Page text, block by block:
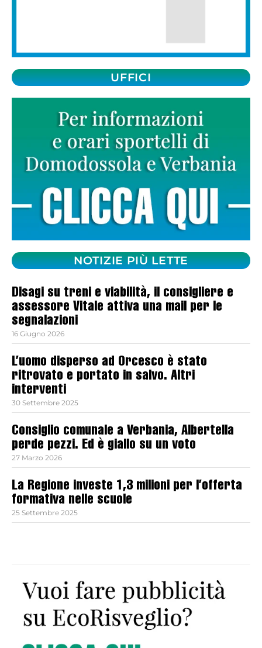
UFFICI
NOTIZIE PIÙ LETTE
Disagi su treni e viabilità, il consigliere e
assessore Vitale attiva una mail per le
segnalazioni
16 Giugno 2026
L’uomo disperso ad Orcesco è stato
ritrovato e portato in salvo. Altri
interventi
30 Settembre 2025
Consiglio comunale a Verbania, Albertella
perde pezzi. Ed è giallo su un voto
27 Marzo 2026
La Regione investe 1,3 milioni per l’offerta
formativa nelle scuole
25 Settembre 2025